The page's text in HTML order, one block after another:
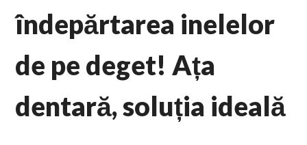
îndepărtarea inelelor
de pe deget! Ața
dentară, soluția ideală